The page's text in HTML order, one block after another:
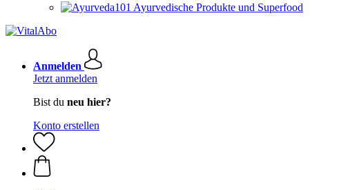
Ayurvedische Produkte und Superfood
Anmelden
Jetzt anmelden
Bist du neu hier?
Konto erstellen